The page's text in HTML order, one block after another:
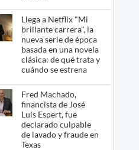
Llega a Netflix "Mi
brillante carrera", la
nueva serie de época
basada en una novela
clásica: de qué trata y
cuándo se estrena
Fred Machado,
financista de José
Luis Espert, fue
declarado culpable
de lavado y fraude en
Texas